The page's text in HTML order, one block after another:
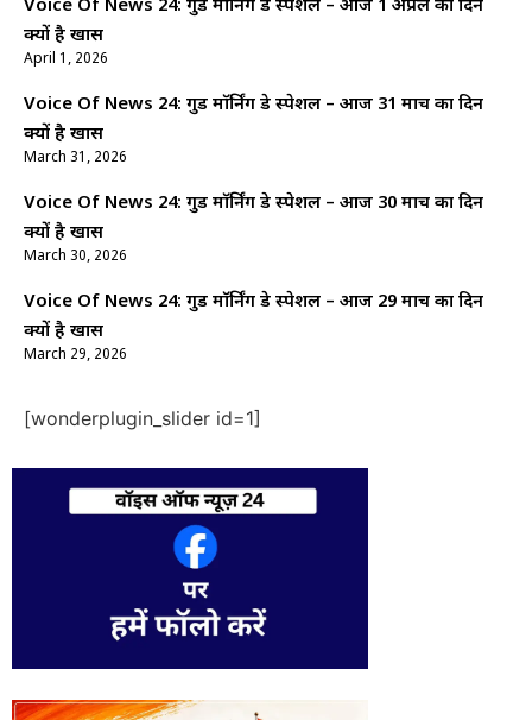
Voice Of News 24: गुड माॅर्निंग डे स्पेशल – आज 1 अप्रैल का दिन
क्यों है खास
April 1, 2026
Voice Of News 24: गुड माॅर्निंग डे स्पेशल – आज 31 मार्च का दिन
क्यों है खास
March 31, 2026
Voice Of News 24: गुड माॅर्निंग डे स्पेशल – आज 30 मार्च का दिन
क्यों है खास
March 30, 2026
Voice Of News 24: गुड माॅर्निंग डे स्पेशल – आज 29 मार्च का दिन
क्यों है खास
March 29, 2026
[wonderplugin_slider id=1]